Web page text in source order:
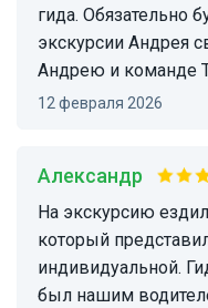
гида. Обязательно
экскурсии Андрея
Андрею и команде
12 февраля 2026
Александр
На экскурсию ездили с Балийским гидом,
который
индивидуальной.
был нашим